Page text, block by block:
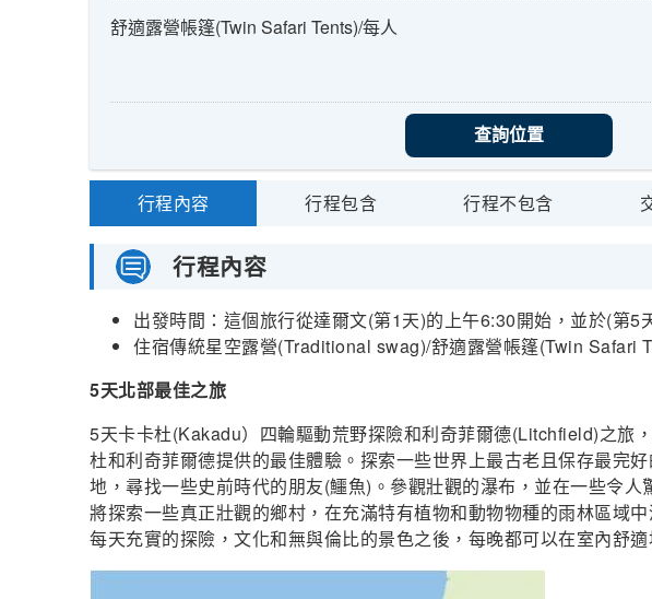
舒適露營帳篷(Twin Safari Tents)/每人
查詢位置
行程內容 行程包含 行程不包含
行程內容
出發時間：這個旅行從達爾文(第1天)的上午6:30開始，並於(第5
住宿傳統星空露營(Traditional swag)/舒適露營帳篷(Twin Safari
5天北部最佳之旅
5天卡卡杜(Kakadu）四輪驅動荒野探險和利奇菲爾德(Litchfield)之旅
杜和利奇菲爾德提供的最佳體驗。探索一些世界上最古老且保存最完
地，尋找一些史前時代的朋友(鱷魚)。參觀壯觀的瀑布，並在一些令人
將探索一些真正壯觀的鄉村，在充滿特有植物和動物物種的雨林區域
每天充實的探險，文化和無與倫比的景色之後，每晚都可以在室內舒適